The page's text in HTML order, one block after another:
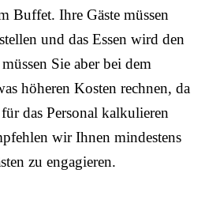
Buffet. Ihre Gäste müssen
und das Essen wird den
Sie aber bei dem
höheren Kosten rechnen, da
das Personal kalkulieren
wir Ihnen mindestens
zu engagieren.